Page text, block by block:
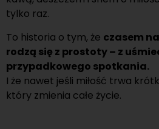
tylko raz.
To historia o tym, że czasem
rodzą się z prostoty – z
przypadkowego spotkania.
I że nawet jeśli miłość trwa
który zmienia całe życie.